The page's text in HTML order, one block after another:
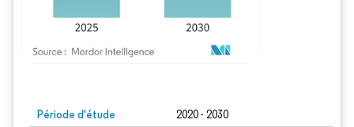
Période d'étude 2020 - 2030